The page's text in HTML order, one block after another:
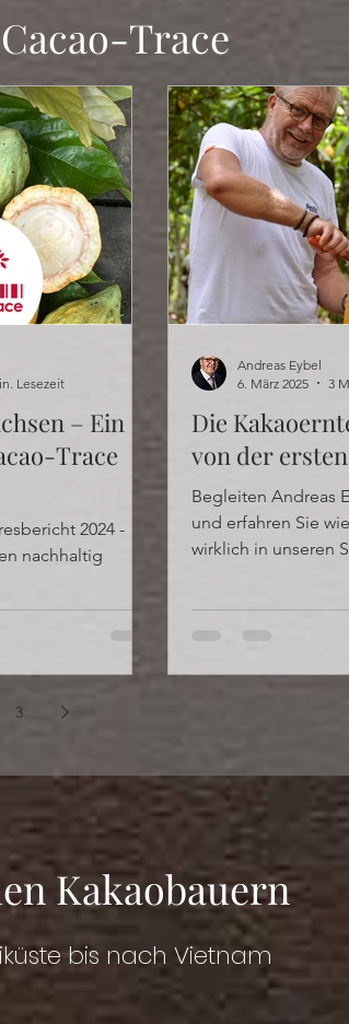
Trace
– Ein
Trace
2024 -
nachhaltig
Lesezeit
Die
von der
Begleiten Andreas
und erfahren Sie
wirklich in unseren
Andreas Eybel
6. März 2025
3
3
Kakaobauern
bis nach Vietnam